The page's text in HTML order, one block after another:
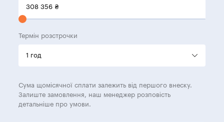
308 356 ₴
Термін розстрочки
Сума щомісячної сплати залежить від першого внеску.
Залиште замовлення, наш менеджер розповість
детальніше про умови.